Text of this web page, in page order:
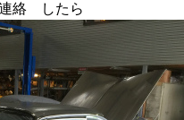
したら